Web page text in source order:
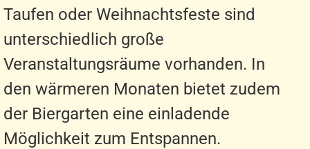
Taufen oder Weihnachtsfeste sind
unterschiedlich große
Veranstaltungsräume vorhanden. In
den wärmeren Monaten bietet zudem
der Biergarten eine einladende
Möglichkeit zum Entspannen.